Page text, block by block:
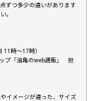
ずつ多少の違いがあります
。
11時〜17時）
プ「油亀のweb通販」 担
イメージが違った、サイズ